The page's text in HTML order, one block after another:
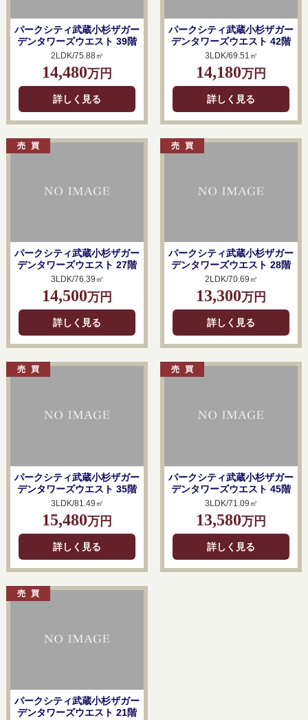
パークシティ武蔵小杉ザガー
デンタワーズウエスト 39階
2LDK/75.88㎡
14,480万円
詳しく見る
パークシティ武蔵小杉ザガー
デンタワーズウエスト 42階
3LDK/69.51㎡
14,180万円
詳しく見る
パークシティ武蔵小杉ザガー
デンタワーズウエスト 27階
3LDK/76.39㎡
14,500万円
詳しく見る
パークシティ武蔵小杉ザガー
デンタワーズウエスト 28階
2LDK/70.69㎡
13,300万円
詳しく見る
パークシティ武蔵小杉ザガー
デンタワーズウエスト 35階
3LDK/81.49㎡
15,480万円
詳しく見る
パークシティ武蔵小杉ザガー
デンタワーズウエスト 45階
3LDK/71.09㎡
13,580万円
詳しく見る
パークシティ武蔵小杉ザガー
デンタワーズウエスト 21階